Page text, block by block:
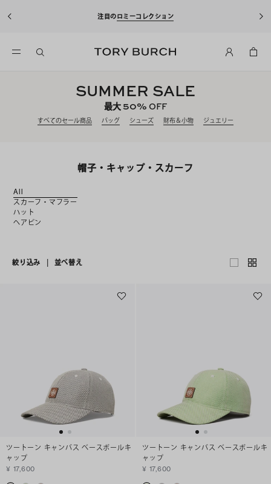
注目のロミーコレクション
SUMMER SALE
最大50% OFF
すべてのセール商品 バッグ シューズ 財布＆小物 ジュエリー
帽子・キャップ・スカーフ
All
スカーフ・マフラー
ハット
ヘアピン
絞り込み 並べ替え
ツートーン キャンバス ベースボールキ
ャップ
¥ 17,600
ツートーン キャンバス ベースボールキ
ャップ
¥ 17,600